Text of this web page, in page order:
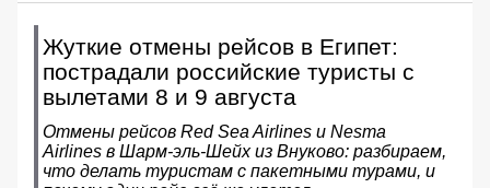
Жуткие отмены рейсов в Египет:
пострадали российские туристы с
вылетами 8 и 9 августа
Отмены рейсов Red Sea Airlines и Nesma
Airlines в Шарм‑эль‑Шейх из Внуково: разбираем,
что делать туристам с пакетными турами, и